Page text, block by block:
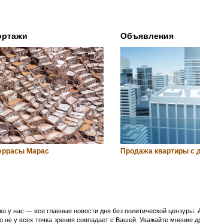
Марас
Объявления
Продажа квартиры с
нас — все главные новости дня без политической цензуры.
у всех точка зрения совпадает с Вашей. Уважайте мнение